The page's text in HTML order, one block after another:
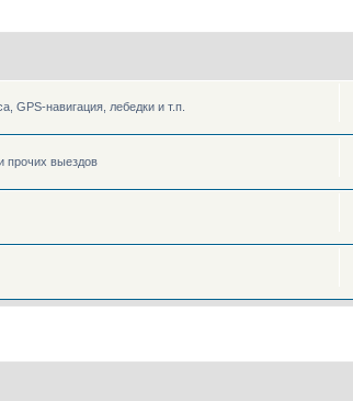
GPS-навигация, лебедки и т.п.
прочих выездов